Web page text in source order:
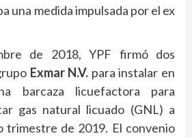
una medida impulsada por el ex
de 2018, YPF firmó dos
Exmar N.V. para instalar en
barcaza licuefactora para
gas natural licuado (GNL) a
trimestre de 2019. El convenio